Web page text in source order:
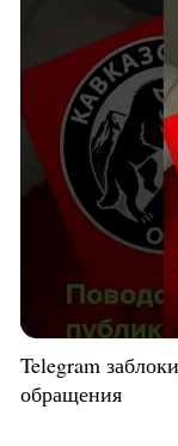
Telegram
обращения